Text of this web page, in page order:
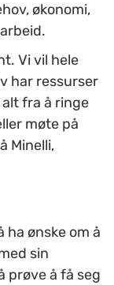
økonomi,
Vi vil hele
har ressurser
fra å ringe
møte på
Minelli,
ha ønske om å
sin
prøve å få seg